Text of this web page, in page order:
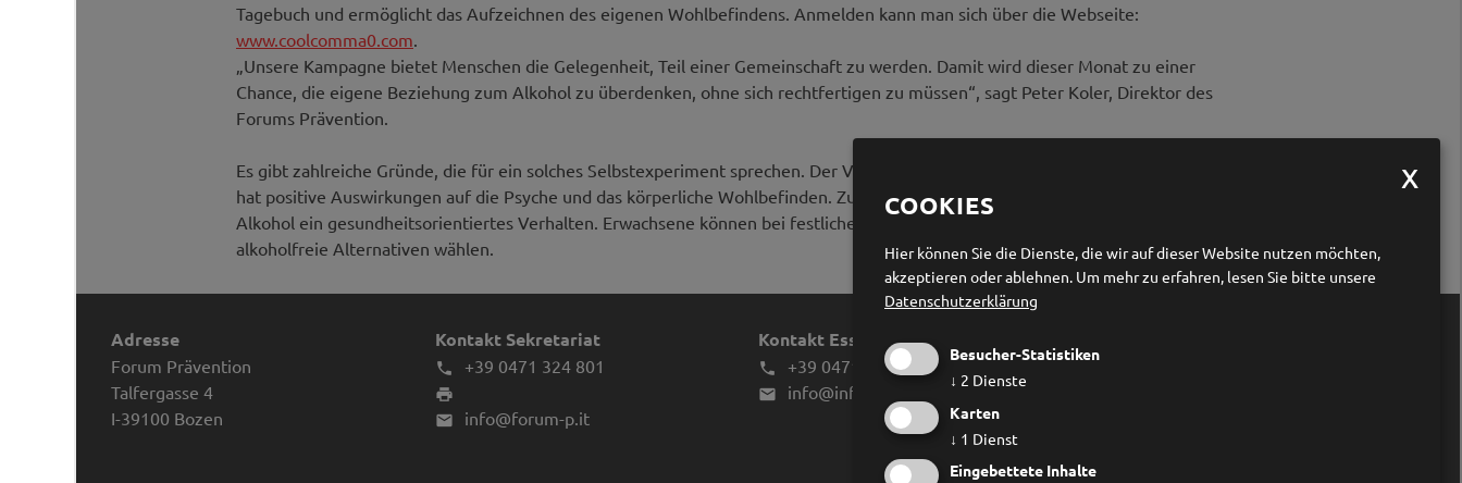
Tagebuch und ermöglicht das Aufzeichnen des eigenen Wohlbefindens. Anmelden kann man sich über die Webseite:
www.coolcomma0.com
„Unsere Kampagne bietet Menschen die Gelegenheit, Teil einer Gemeinschaft zu werden. Damit wird dieser Monat zu einer
Chance, die eigene Beziehung zum Alkohol zu überdenken, ohne sich rechtfertigen zu müssen“, sagt Peter Koler, Direktor des
Forums Prävention.
Es gibt zahlreiche Gründe, die für ein solches Selbstexperiment sprechen. Der Verzicht auf Alkohol über einen längeren Zeitraum
hat positive Auswirkungen auf die Psyche und das körperliche Wohlbefinden. Zudem fördert ein verantwortungsvoller Umgang mit
Alkohol ein gesundheitsorientiertes Verhalten. Erwachsene können bei festlichen Anlässen ein positives Vorbild sein, wenn sie
alkoholfreie Alternativen wählen.
Adresse
Forum Prävention
Talfergasse 4
I-39100 Bozen
Kontakt Sekretariat
 +39 0471 324 801


info@forum-p.it
Kontakt Essstörungen
 +39 0471 970039
 info@infes.it
Forum Prävention
Cookieeinstellungen ändern
COOKIES
Hier können Sie die Dienste, die wir auf dieser Website nutzen möchten,
akzeptieren oder ablehnen. Um mehr zu erfahren, lesen Sie bitte unsere
Datenschutzerklärung
Besucher-Statistiken
↓ 2 Dienste
Karten
↓ 1 Dienst
Eingebettete Inhalte